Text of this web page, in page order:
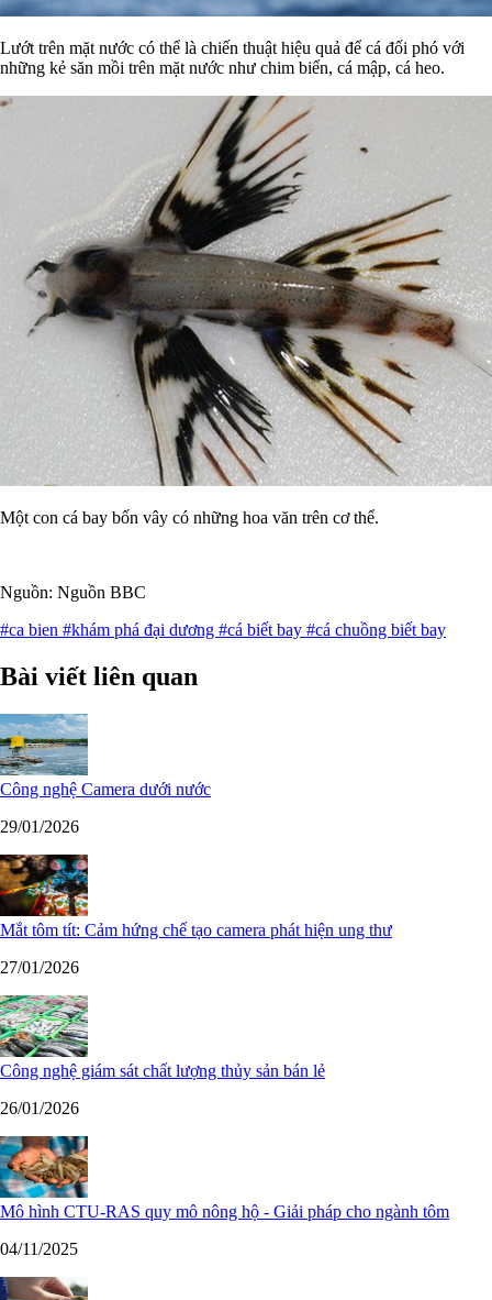
Lướt trên mặt nước có thể là chiến thuật hiệu quả để cá đối phó với
những kẻ săn mồi trên mặt nước như chim biển, cá mập, cá heo.
Một con cá bay bốn vây có những hoa văn trên cơ thể.
Nguồn: Nguồn BBC
#ca bien #khám phá đại dương #cá biết bay #cá chuồng biết bay
Bài viết liên quan
Công nghệ Camera dưới nước
29/01/2026
Mắt tôm tít: Cảm hứng chế tạo camera phát hiện ung thư
27/01/2026
Công nghệ giám sát chất lượng thủy sản bán lẻ
26/01/2026
Mô hình CTU-RAS quy mô nông hộ - Giải pháp cho ngành tôm
04/11/2025